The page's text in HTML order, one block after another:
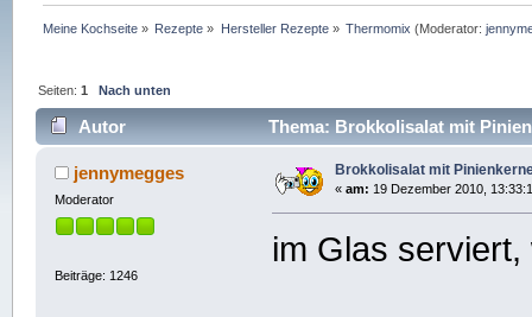
Meine Kochseite » Rezepte » Hersteller Rezepte» Thermomix (Moderator:
Seiten:1 Nach unten
Autor Thema: Brokkolisalat mit
jennymegges
Moderator
Beiträge: 1246
Brokkolisalat mit
« am: 19 Dezember 2010,
im Glas